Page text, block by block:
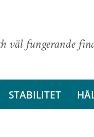
väl fungerande
STABILITET